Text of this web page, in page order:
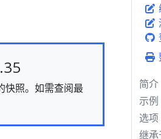
简介
示例
选项
继
快照。如需查阅最